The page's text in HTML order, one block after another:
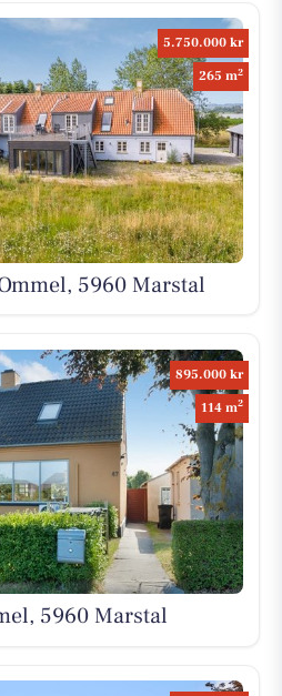
5.750.000 kr
265 m2
5960 Marstal
895.000 kr
114 m2
5960 Marstal